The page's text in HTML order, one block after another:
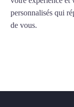
personnalisés qui
de vous.